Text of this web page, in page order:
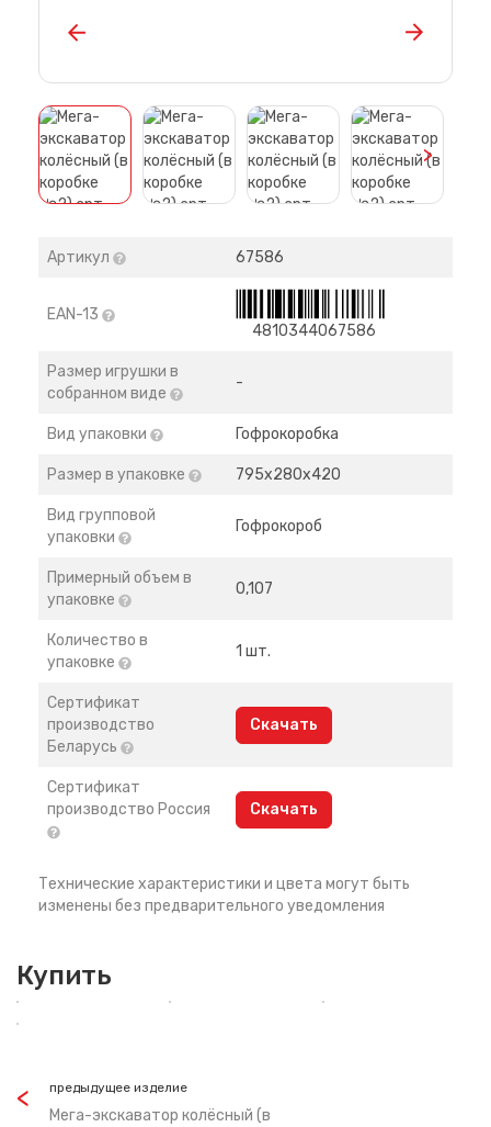
>
Артикул 67586
EAN-13
4810344067586
Размер игрушки в
собранном виде
-
Вид упаковки Гофрокоробка
Размер в упаковке 795х280х420
Вид групповой
упаковки
Гофрокороб
Примерный объем в
упаковке
0,107
Количество в
упаковке
1 шт.
Сертификат
производство
Беларусь
Скачать
Сертификат
производство Россия
Скачать
Технические характеристики и цвета могут быть
изменены без предварительного уведомления
Купить
предыдущее изделие
Мега-экскаватор колёсный (в